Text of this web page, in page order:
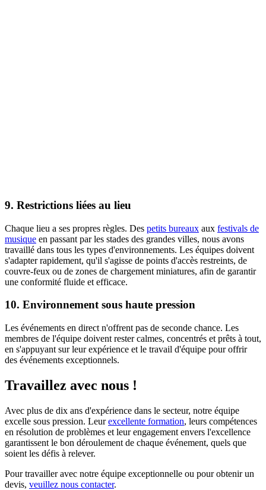
9. Restrictions liées au lieu
Chaque lieu a ses propres règles. Des petits bureaux aux festivals de
musique en passant par les stades des grandes villes, nous avons
travaillé dans tous les types d'environnements. Les équipes doivent
s'adapter rapidement, qu'il s'agisse de points d'accès restreints, de
couvre-feux ou de zones de chargement miniatures, afin de garantir
une conformité fluide et efficace.
10. Environnement sous haute pression
Les événements en direct n'offrent pas de seconde chance. Les
membres de l'équipe doivent rester calmes, concentrés et prêts à tout,
en s'appuyant sur leur expérience et le travail d'équipe pour offrir
des événements exceptionnels.
Travaillez avec nous !
Avec plus de dix ans d'expérience dans le secteur, notre équipe
excelle sous pression. Leurexcellente formation, leurs compétences
en résolution de problèmes et leur engagement envers l'excellence
garantissent le bon déroulement de chaque événement, quels que
soient les défis à relever.
Pour travailler avec notre équipe exceptionnelle ou pour obtenir un
devis, veuillez nous contacter.